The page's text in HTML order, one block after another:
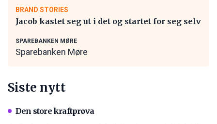
BRAND STORIES
Jacob kastet seg ut i det og startet for seg selv
SPAREBANKEN MØRE
Sparebanken Møre
Siste nytt
Den store kraftprøva